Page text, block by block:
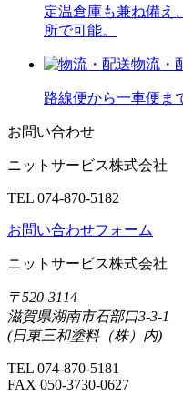
定温倉庫も兼ね備え
所で可能。
物流・
路線便から一車便ま
お問い合わせ
ニットサービス株式会社
TEL 074-870-5182
お問い合わせフォーム
ニットサービス株式会社
〒520-3114
滋賀県湖南市石部口3-3-1
(日東三和塗料（株）内)
TEL 074-870-5181
FAX 050-3730-0627